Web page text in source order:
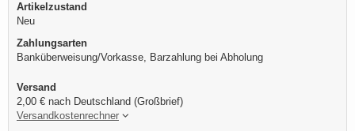
Artikelzustand
Neu
Zahlungsarten
Banküberweisung/Vorkasse, Barzahlung bei Abholung
Versand
2,00 € nach Deutschland (Großbrief)
Versandkostenrechner